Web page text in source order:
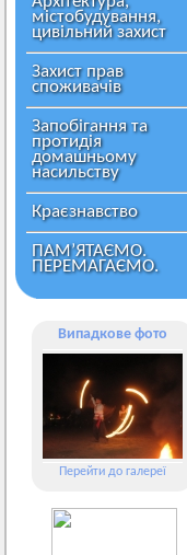
містобудування,
цивільний захист
Захист прав
споживачів
Запобігання та
протидія
домашньому
насильству
Краєзнавство
ПАМ’ЯТАЄМО.
ПЕРЕМАГАЄМО.
Випадкове фото
Перейти до галереї